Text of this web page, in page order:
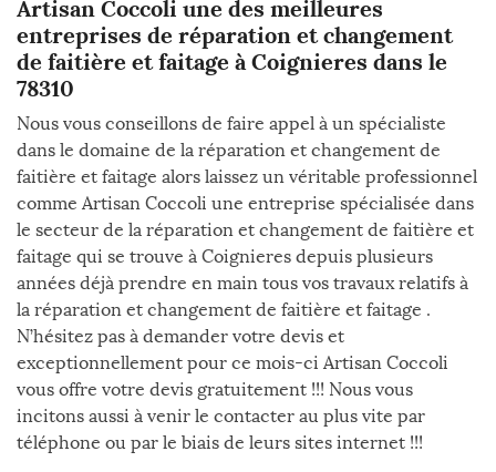
Artisan Coccoli une des meilleures
entreprises de réparation et changement
de faitière et faitage à Coignieres dans le
78310
Nous vous conseillons de faire appel à un spécialiste
dans le domaine de la réparation et changement de
faitière et faitage alors laissez un véritable professionnel
comme Artisan Coccoli une entreprise spécialisée dans
le secteur de la réparation et changement de faitière et
faitage qui se trouve à Coignieres depuis plusieurs
années déjà prendre en main tous vos travaux relatifs à
la réparation et changement de faitière et faitage .
N’hésitez pas à demander votre devis et
exceptionnellement pour ce mois-ci Artisan Coccoli
vous offre votre devis gratuitement !!! Nous vous
incitons aussi à venir le contacter au plus vite par
téléphone ou par le biais de leurs sites internet !!!